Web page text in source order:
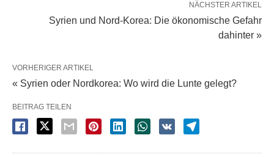
NÄCHSTER ARTIKEL
Syrien und Nord-Korea: Die ökonomische Gefahr
dahinter »
VORHERIGER ARTIKEL
« Syrien oder Nordkorea: Wo wird die Lunte gelegt?
BEITRAG TEILEN